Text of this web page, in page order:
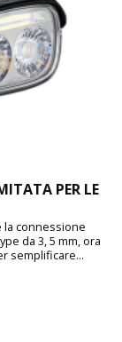
PER LE
la connessione
da 3, 5 mm, ora
semplificare...